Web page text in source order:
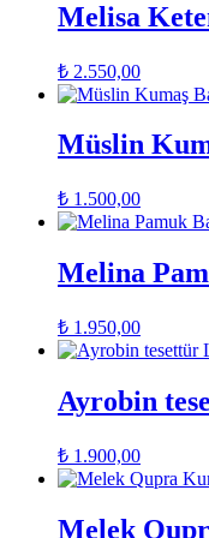
Melisa
₺ 2.550,00
Müslin
₺ 1.500,00
Melina
₺ 1.950,00
Ayrobin
₺ 1.900,00
Melek